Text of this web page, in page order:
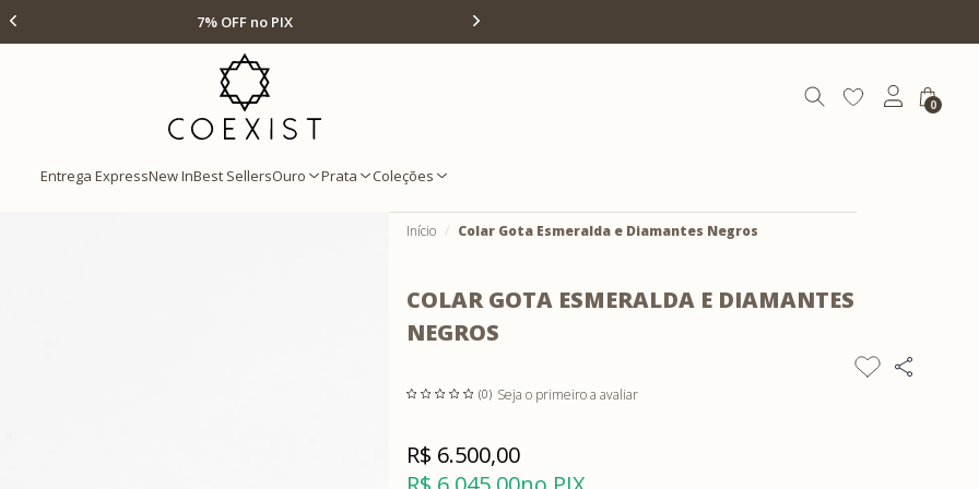
PIX Até 12x s/ juros
Ir para Home Prata
0
Entrega ExpressNew InBest SellersOuro Prata Coleções
Início Colar Gota Esmeralda e Diamantes Negros
COLAR GOTA ESMERALDA E DIAMANTES
NEGROS
(0) Seja o primeiro a avaliar
R$ 6.500,00